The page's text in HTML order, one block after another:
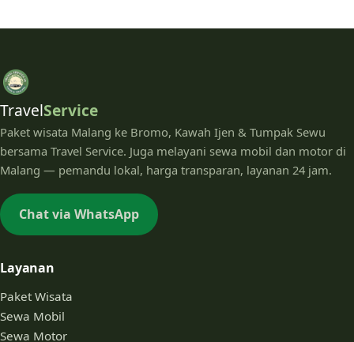
TravelService
Paket wisata Malang ke Bromo, Kawah Ijen & Tumpak Sewu
bersama Travel Service. Juga melayani sewa mobil dan motor di
Malang — pemandu lokal, harga transparan, layanan 24 jam.
Chat via WhatsApp
Layanan
Paket Wisata
Sewa Mobil
Sewa Motor